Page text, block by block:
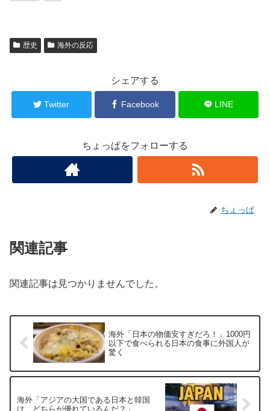
歴史 海外の反応
シェアする
Twitter Facebook LINE
ちょっぱをフォローする
ちょっぱ
関連記事
関連記事は見つかりませんでした。
海外「日本の物価安すぎだろ！」1000円
以下で食べられる日本の食事に外国人が
驚く
海外「アジアの大国である日本と韓国
は、どちらが優れているんだ？」